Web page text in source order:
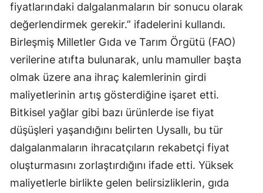
fiyatlarındaki dalgalanmaların bir sonucu olarak
değerlendirmek gerekir.” ifadelerini kullandı.
Birleşmiş Milletler Gıda ve Tarım Örgütü (FAO)
verilerine atıfta bulunarak, unlu mamuller başta
olmak üzere ana ihraç kalemlerinin girdi
maliyetlerinin artış gösterdiğine işaret etti.
Bitkisel yağlar gibi bazı ürünlerde ise fiyat
düşüşleri yaşandığını belirten Uysallı, bu tür
dalgalanmaların ihracatçıların rekabetçi fiyat
oluşturmasını zorlaştırdığını ifade etti. Yüksek
maliyetlerle birlikte gelen belirsizliklerin, gıda